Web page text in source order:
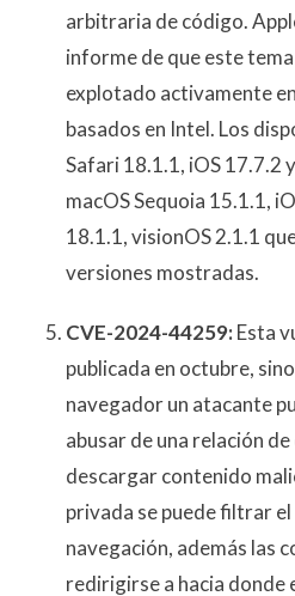
arbitraria de código.
informe de que este
explotado activamente
basados en Intel. Los
Safari 18.1.1, iOS 17.7.2
macOS Sequoia 15.1.1,
18.1.1, visionOS 2.1.1
versiones mostradas.
CVE-2024-44259:Esta
publicada en octubre,
navegador un atacante
abusar de una relación
descargar contenido
privada se puede filtrar
navegación, además las
redirigirse a hacia donde